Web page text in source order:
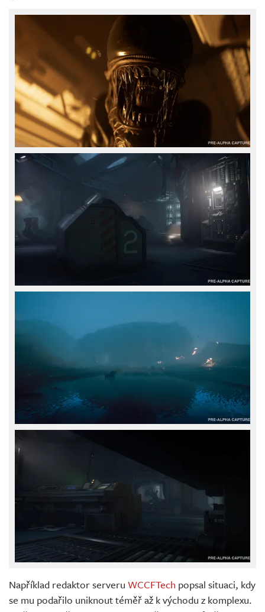
Například redaktor serveru WCCFTech popsal situaci, kdy
se mu podařilo uniknout téměř až k východu z komplexu.